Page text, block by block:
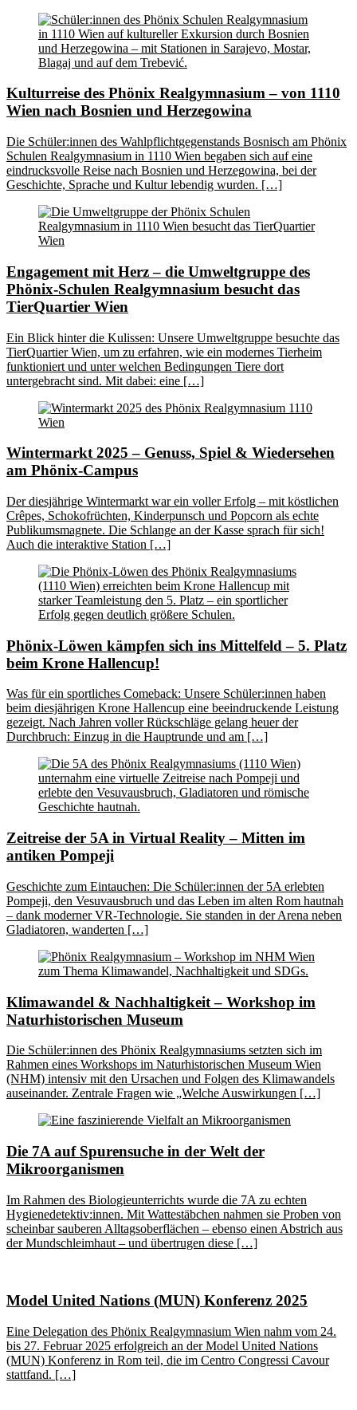
Kulturreise des Phönix Realgymnasium – von 1110
Wien nach Bosnien und Herzegowina
Die Schüler:innen des Wahlpflichtgegenstands Bosnisch am Phönix
Schulen Realgymnasium in 1110 Wien begaben sich auf eine
eindrucksvolle Reise nach Bosnien und Herzegowina, bei der
Geschichte, Sprache und Kultur lebendig wurden. […]
Engagement mit Herz – die Umweltgruppe des
Phönix-Schulen Realgymnasium besucht das
TierQuartier Wien
Ein Blick hinter die Kulissen: Unsere Umweltgruppe besuchte das
TierQuartier Wien, um zu erfahren, wie ein modernes Tierheim
funktioniert und unter welchen Bedingungen Tiere dort
untergebracht sind. Mit dabei: eine […]
Wintermarkt 2025 – Genuss, Spiel & Wiedersehen
am Phönix-Campus
Der diesjährige Wintermarkt war ein voller Erfolg – mit köstlichen
Crêpes, Schokofrüchten, Kinderpunsch und Popcorn als echte
Publikumsmagnete. Die Schlange an der Kasse sprach für sich!
Auch die interaktive Station […]
Phönix-Löwen kämpfen sich ins Mittelfeld – 5. Platz
beim Krone Hallencup!
Was für ein sportliches Comeback: Unsere Schüler:innen haben
beim diesjährigen Krone Hallencup eine beeindruckende Leistung
gezeigt. Nach Jahren voller Rückschläge gelang heuer der
Durchbruch: Einzug in die Hauptrunde und am […]
Zeitreise der 5A in Virtual Reality – Mitten im
antiken Pompeji
Geschichte zum Eintauchen: Die Schüler:innen der 5A erlebten
Pompeji, den Vesuvausbruch und das Leben im alten Rom hautnah
– dank moderner VR-Technologie. Sie standen in der Arena neben
Gladiatoren, wanderten […]
Klimawandel & Nachhaltigkeit – Workshop im
Naturhistorischen Museum
Die Schüler:innen des Phönix Realgymnasiums setzten sich im
Rahmen eines Workshops im Naturhistorischen Museum Wien
(NHM) intensiv mit den Ursachen und Folgen des Klimawandels
auseinander. Zentrale Fragen wie „Welche Auswirkungen […]
Die 7A auf Spurensuche in der Welt der
Mikroorganismen
Im Rahmen des Biologieunterrichts wurde die 7A zu echten
Hygienedetektiv:innen. Mit Wattestäbchen nahmen sie Proben von
scheinbar sauberen Alltagsoberflächen – ebenso einen Abstrich aus
der Mundschleimhaut – und übertrugen diese […]
Model United Nations (MUN) Konferenz 2025
Eine Delegation des Phönix Realgymnasium Wien nahm vom 24.
bis 27. Februar 2025 erfolgreich an der Model United Nations
(MUN) Konferenz in Rom teil, die im Centro Congressi Cavour
stattfand. […]